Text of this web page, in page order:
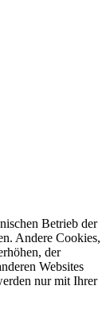
Betrieb der
Andere Cookies,
der
Websites
nur mit Ihrer